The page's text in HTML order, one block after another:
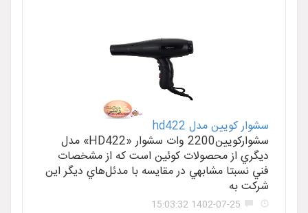
سشوار کويين مدل hd422
سشوارکويين2200 وات سشوار «HD422» مدل
ديگري از محصولات کوئين است که از مشخصات
فني نسبتا مشابهي در مقايسه با مدئل‌هاي ديگر اين
شرکت به
1402-07-25 15:03:32